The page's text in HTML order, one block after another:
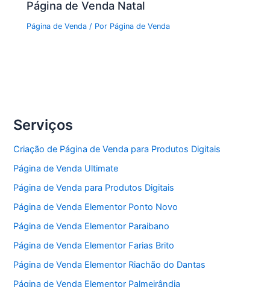
Página de Venda Natal
Página de Venda / Por Página de Venda
Serviços
Criação de Página de Venda para Produtos Digitais
Página de Venda Ultimate
Página de Venda para Produtos Digitais
Página de Venda Elementor Ponto Novo
Página de Venda Elementor Paraibano
Página de Venda Elementor Farias Brito
Página de Venda Elementor Riachão do Dantas
Página de Venda Elementor Palmeirândia